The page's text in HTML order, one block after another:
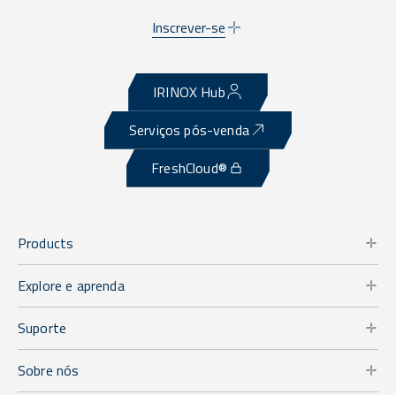
Inscrever-se
IRINOX Hub
Serviços pós-venda
FreshCloud®
Products
Explore e aprenda
Suporte
Sobre nós